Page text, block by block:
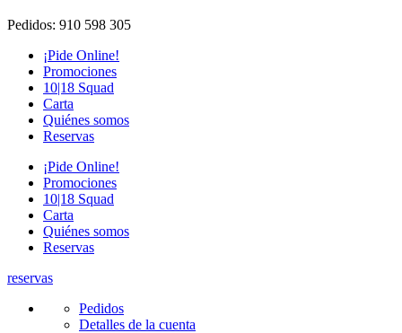
Pedidos: 910 598 305
¡Pide Online!
Promociones
10|18 Squad
Carta
Quiénes somos
Reservas
¡Pide Online!
Promociones
10|18 Squad
Carta
Quiénes somos
Reservas
reservas
Pedidos
Detalles de la cuenta